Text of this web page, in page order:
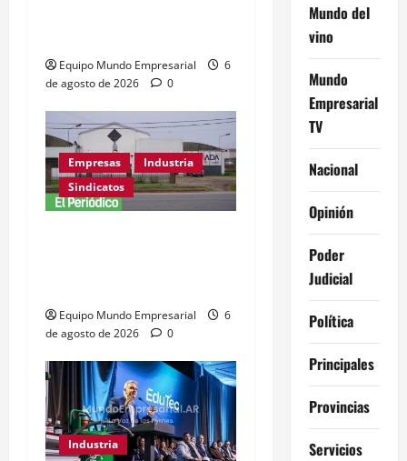
Equipo Mundo Empresarial
6
de agosto de 2026
0
Empresas
Industria
Sindicatos
Equipo Mundo Empresarial
6
de agosto de 2026
0
Industria
Mundo del
vino
Mundo
Empresarial
TV
Nacional
Opinión
Poder
Judicial
Política
Principales
Provincias
Servicios